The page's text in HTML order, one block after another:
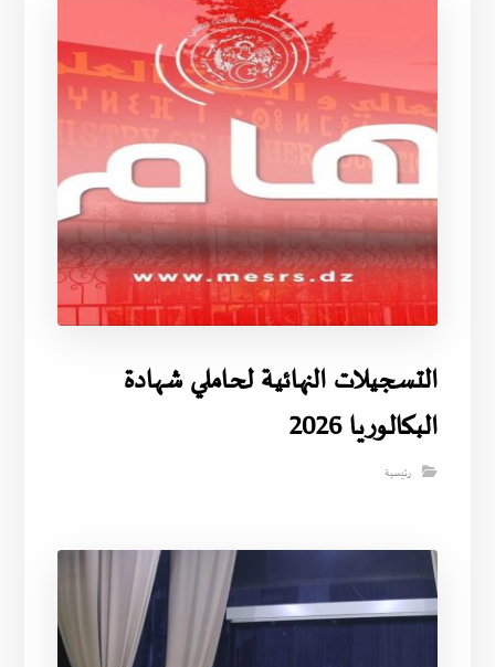
التسجيلات النهائية لحاملي شهادة
البكالوريا 2026
رئيسية